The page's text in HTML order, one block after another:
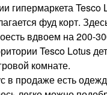
гипермаркета Tesco
фуд корт.
вдвоем на 200-
Tesco Lotus
комнате.
в продаже есть